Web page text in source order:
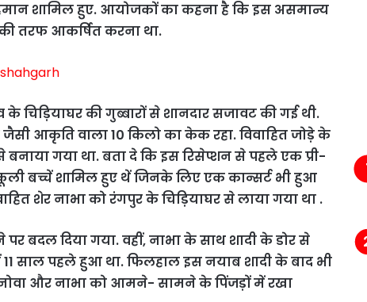
शामिल हुए. आयोजकों का कहना है कि इस असमान्य
तरफ आकर्षित करना था.
चिड़ियाघर की गुब्बारों से शानदार सजावट की गई थी.
आकृति वाला 10 किलो का केक रहा. विवाहित जोड़े के
गया था. बता दे कि इस रिसेप्शन से पहले एक प्री-
बच्चें शामिल हुए थें जिनके लिए एक कान्सर्ट भी हुआ
शेर नाभा को रंगपुर के चिड़ियाघर से लाया गया था .
बदल दिया गया. वहीं, नाभा के साथ शादी के डोर से
साल पहले हुआ था. फिलहाल इस नयाब शादी के बाद भी
और नाभा को आमने- सामने के पिंजड़ों में रखा